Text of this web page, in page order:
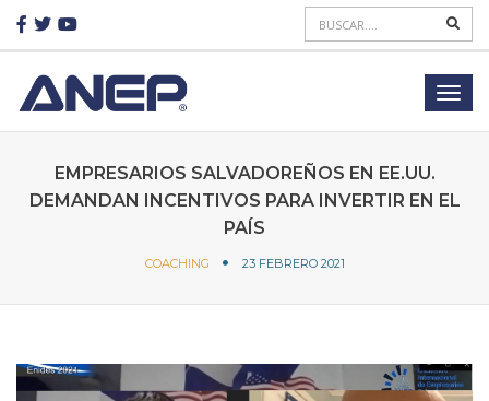
EMPRESARIOS SALVADOREÑOS EN EE.UU.
DEMANDAN INCENTIVOS PARA INVERTIR EN EL
PAÍS
COACHING 23 FEBRERO 2021